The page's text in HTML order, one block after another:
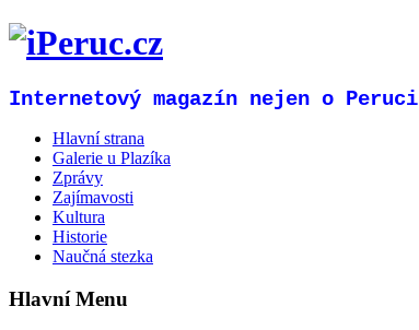
Internetový magazín nejen o Peruci
Hlavní strana
Galerie u Plazíka
Zprávy
Zajímavosti
Kultura
Historie
Naučná stezka
Hlavní Menu